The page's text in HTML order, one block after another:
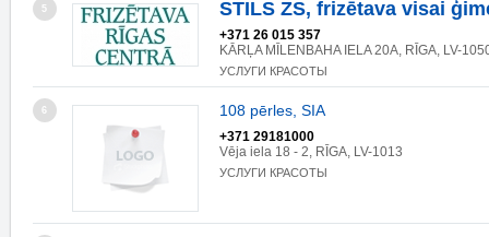
5 STILS ZS, frizētava visai
+371 26 015 357
KĀRĻA MĪLENBAHA IELA 20A, RĪGA, LV-
УСЛУГИ КРАСОТЫ
6 108 pērles, SIA
+371 29181000
Vēja iela 18 - 2, RĪGA, LV-1013
УСЛУГИ КРАСОТЫ